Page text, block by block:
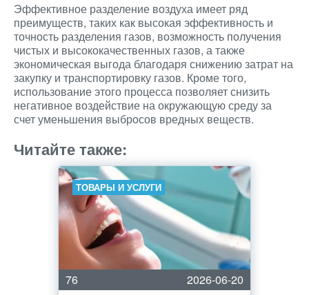
Эффективное разделение воздуха имеет ряд
преимуществ, таких как высокая эффективность и
точность разделения газов, возможность получения
чистых и высококачественных газов, а также
экономическая выгода благодаря снижению затрат на
закупку и транспортировку газов. Кроме того,
использование этого процесса позволяет снизить
негативное воздействие на окружающую среду за
счет уменьшения выбросов вредных веществ.
Читайте также:
ТОВАРЫ И УСЛУГИ
76
2026-06-20